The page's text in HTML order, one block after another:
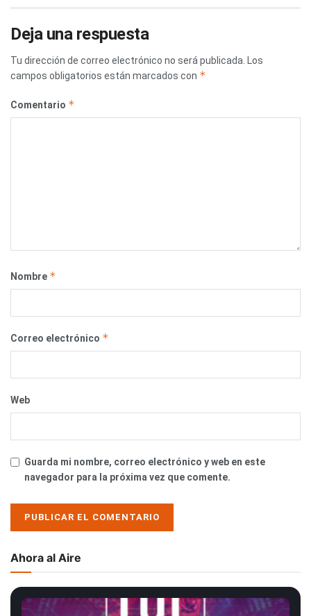
Deja una respuesta
Tu dirección de correo electrónico no será publicada.
Los
campos obligatorios están marcados con *
Comentario *
Nombre *
Correo electrónico *
Web
Guarda mi nombre, correo electrónico y web en este
navegador para la próxima vez que comente.
Ahora al Aire